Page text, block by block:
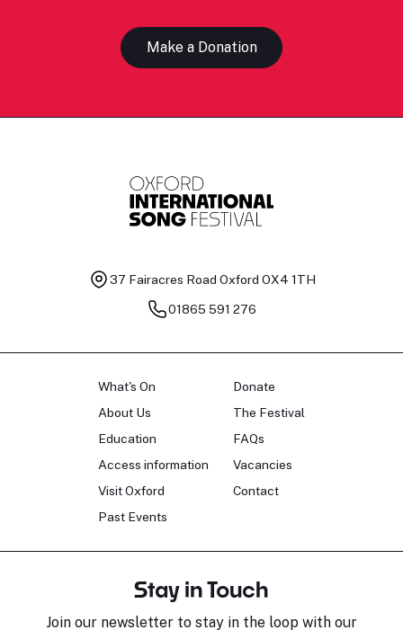
Make a Donation
37 Fairacres Road Oxford OX4 1TH
01865 591 276
What's On
About Us
Education
Access information
Visit Oxford
Past Events
Donate
The Festival
FAQs
Vacancies
Contact
Stay in Touch
Join our newsletter to stay in the loop with our